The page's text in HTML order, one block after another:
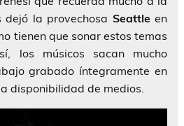
la provechosa Seattle en
tienen que sonar estos temas
los músicos
sacan mucho
grabado íntegramente en
disponibilidad de medios.